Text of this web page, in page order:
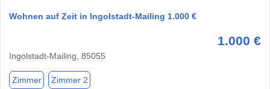
Wohnen auf Zeit in Ingolstadt-Mailing 1.000 €
1.000 €
Ingolstadt-Mailing, 85055
Zimmer Zimmer 2